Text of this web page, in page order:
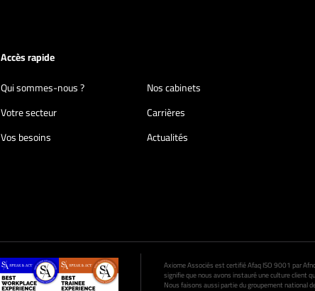
Accès rapide
Qui sommes-nous ?
Nos cabinets
Votre secteur
Carrières
Vos besoins
Actualités
Axiome Associés est certifié Afaq ISO 9001 par
signifie que nous avons instauré une culture client
Nous faisons aussi partie du groupement national